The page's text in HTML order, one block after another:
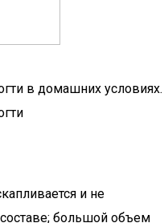
в домашних условиях.
и не
большой объем